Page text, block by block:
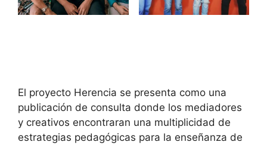
El proyecto Herencia se presenta como una
publicación de consulta donde los mediadores
y creativos encontraran una multiplicidad de
estrategias pedagógicas para la enseñanza de